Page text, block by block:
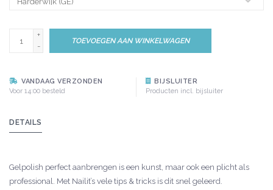
+
-
TOEVOEGEN AAN WINKELWAGEN
VANDAAG VERZONDEN
Voor 14:00 besteld
BIJSLUITER
Producten incl. bijsluiter
DETAILS
Gelpolish perfect aanbrengen is een kunst, maar ook een plicht als
professional. Met Nailit’s vele tips & tricks is dit snel geleerd.